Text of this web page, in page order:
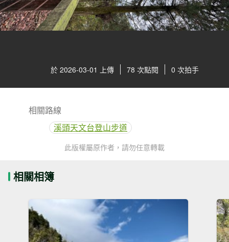
於 2026-03-01 上傳 78 次點閱 0 次拍手
相關路線
溪頭天文台登山步道
此版權屬原作者，請勿任意轉載
相關相簿